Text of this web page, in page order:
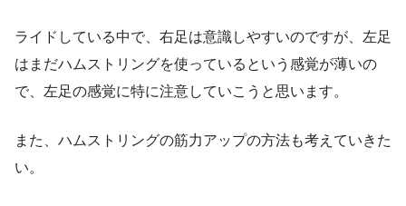
ライドしている中で、右足は意識しやすいのですが、左足
はまだハムストリングを使っているという感覚が薄いの
で、左足の感覚に特に注意していこうと思います。
また、ハムストリングの筋力アップの方法も考えていきた
い。